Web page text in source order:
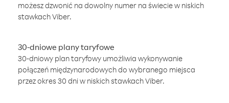
możesz dzwonić na dowolny numer na świecie w niskich
stawkach Viber.
30-dniowe plany taryfowe
30-dniowy plan taryfowy umożliwia wykonywanie
połączeń międzynarodowych do wybranego miejsca
przez okres 30 dni w niskich stawkach Viber.